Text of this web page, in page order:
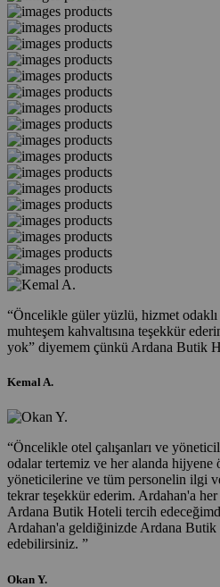
“Öncelikle güler yüzlü, hizmet
muhteşem kahvaltısına teşekkür
yok” diyemem çünkü Ardana Butik
Kemal A.
“Öncelikle otel çalışanları ve
odalar tertemiz ve her alanda hijyene
yöneticilerine ve tüm personelin ilgi
tekrar teşekkür ederim. Ardahan'a
Ardana Butik Hoteli tercih
Ardahan'a geldiğinizde Ardana Butik
edebilirsiniz. ”
Okan Y.